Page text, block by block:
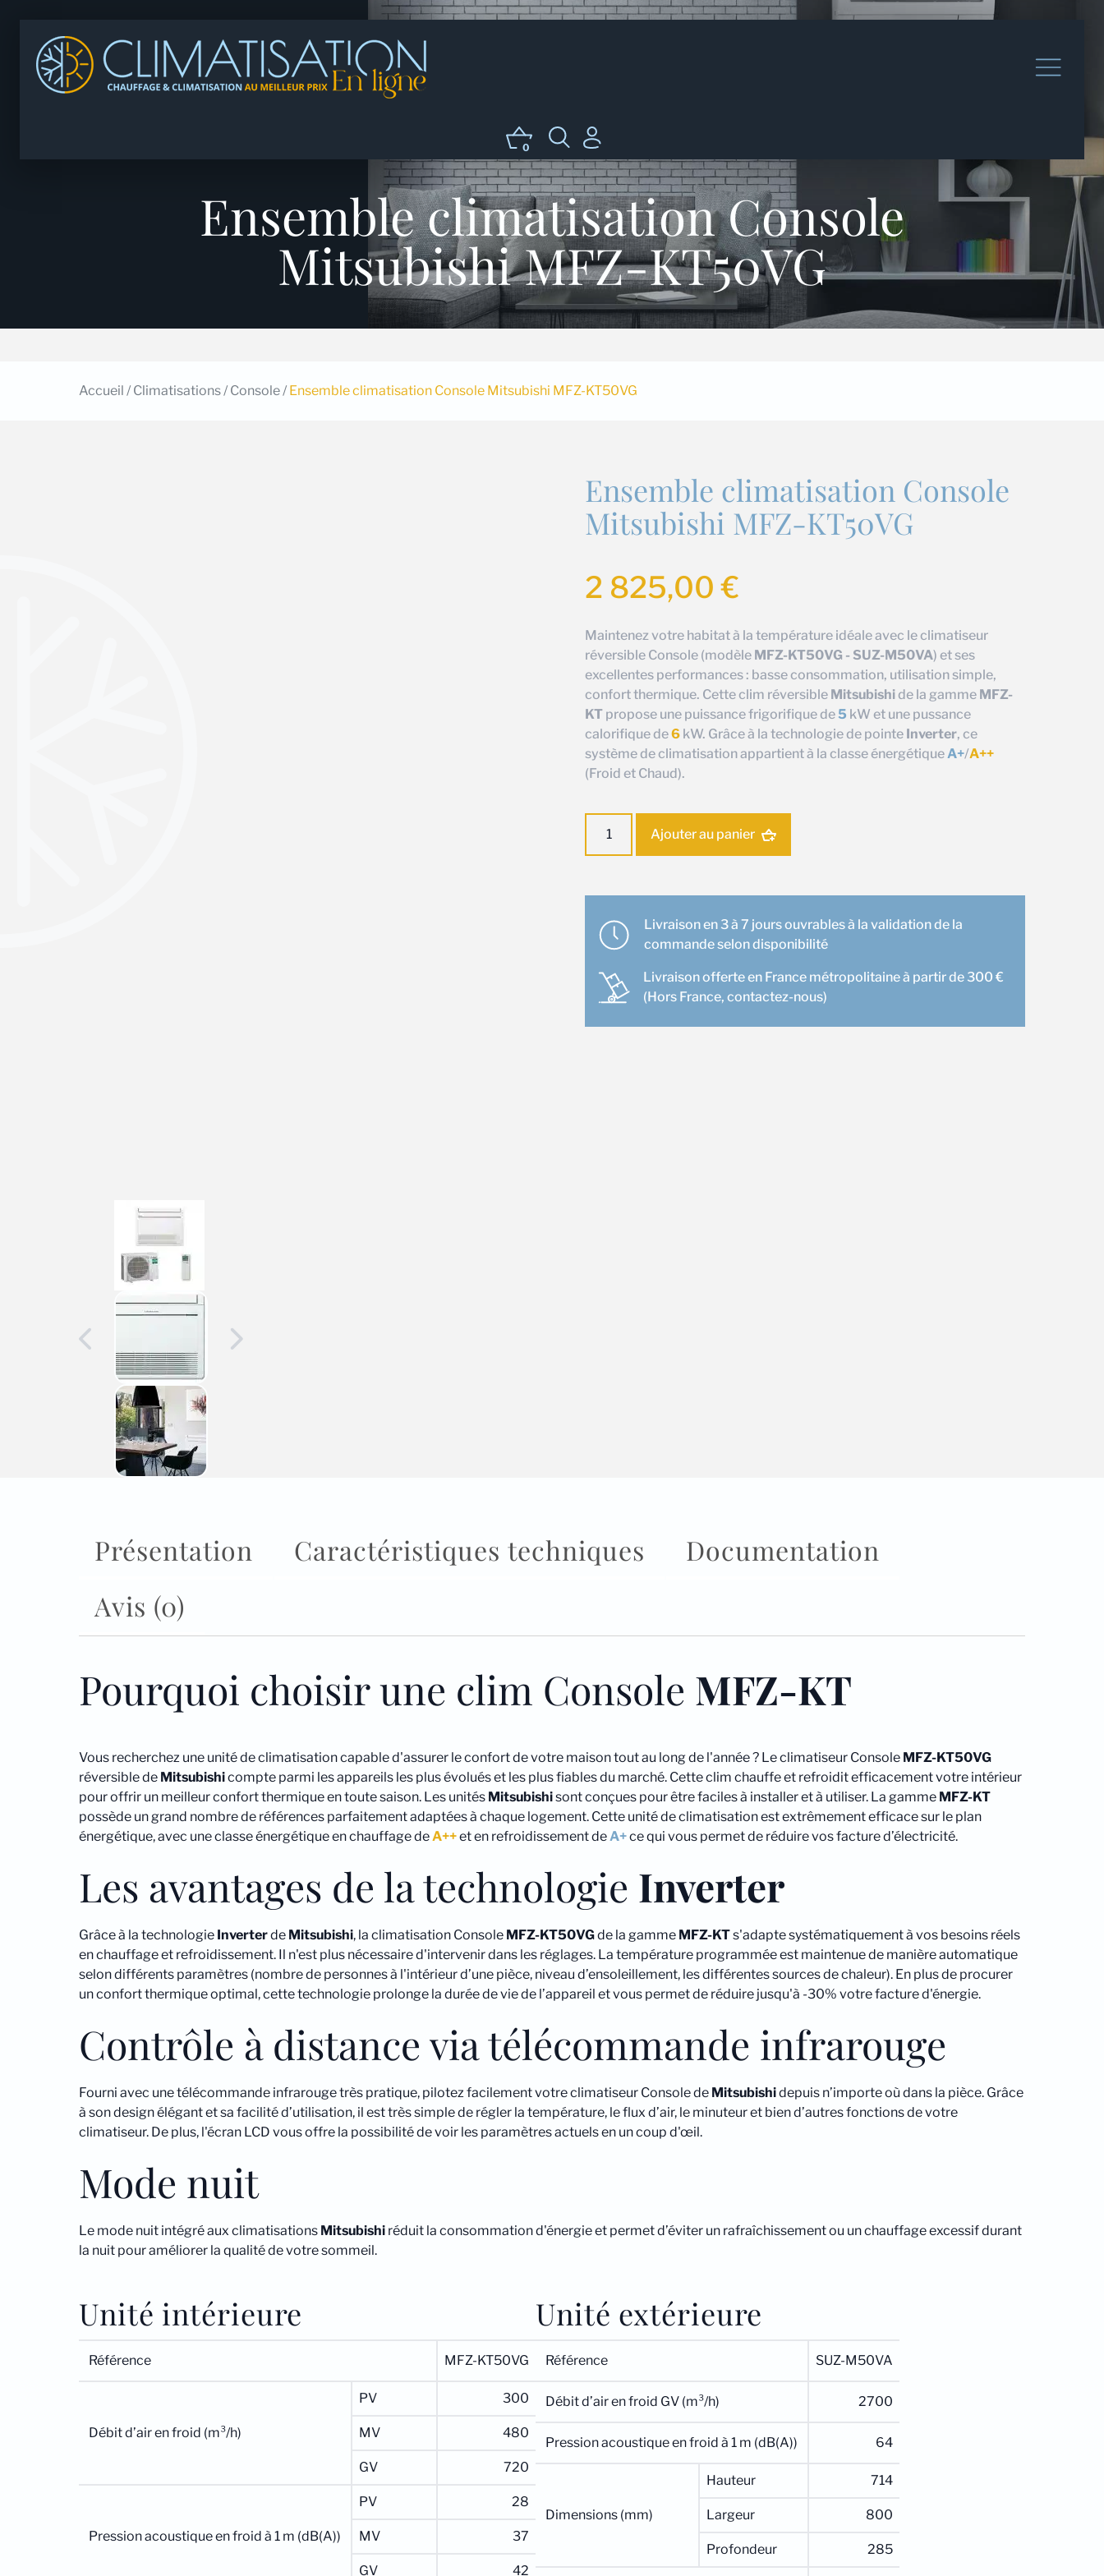
0
Ensemble climatisation Console
Mitsubishi MFZ-KT50VG
Accueil / Climatisations/ Console/ Ensemble climatisation Console Mitsubishi MFZ-KT50VG
Ensemble climatisation Console
Mitsubishi MFZ-KT50VG
2 825,00€
Maintenez votre habitat à la température idéale avec le climatiseur
réversible Console (modèle MFZ-KT50VG - SUZ-M50VA) et ses
excellentes performances : basse consommation, utilisation simple,
confort thermique. Cette clim réversible Mitsubishide la gamme MFZ-
KT propose une puissance frigorifique de 5 kW et une pussance
calorifique de6 kW. Grâce à la technologie de pointe Inverter, ce
système de climatisation appartient à la classe énergétiqueA+/A++
(Froid et Chaud).
Ensemble
Console
Mitsubishi
MFZ-
Ajouter au panier
Livraison en 3 à 7 jours ouvrables à la validation de la
commande selon disponibilité
Livraison offerte en France métropolitaine à partir de 300 €
(Hors France, contactez-nous)
Présentation Caractéristiques techniques
Documentation
Avis (0)
Pourquoi choisir une clim Console MFZ-KT
Vous recherchez une unité de climatisation capable d'assurer le confort de votre maison tout au long de l'année ? Le climatiseur Console MFZ-KT50VG
réversible de Mitsubishicompte parmi les appareils les plus évolués et les plus fiables du marché. Cette clim chauffe et refroidit efficacement votre intérieur
pour offrir un meilleur confort thermique en toute saison. Les unités Mitsubishisont conçues pour être faciles à installer et à utiliser. La gamme MFZ-KT
possède un grand nombre de références parfaitement adaptées à chaque logement. Cette unité de climatisation est extrêmement efficace sur le plan
énergétique, avec une classe énergétique en chauffage deA++et en refroidissement deA+ce qui vous permet de réduire vos facture d’électricité.
Les avantages de la technologie Inverter
Grâce à la technologie Inverterde Mitsubishi, la climatisation Console MFZ-KT50VGde la gamme MFZ-KTs'adapte systématiquement à vos besoins réels
en chauffage et refroidissement. Il n'est plus nécessaire d'intervenir dans les réglages. La température programmée est maintenue de manière automatique
selon différents paramètres (nombre de personnes à l'intérieur d’une pièce, niveau d’ensoleillement, les différentes sources de chaleur). En plus de procurer
un confort thermique optimal, cette technologie prolonge la durée de vie de l’appareil et vous permet de réduire jusqu'à -30% votre facture d'énergie.
Contrôle à distance via télécommande infrarouge
Fourni avec une télécommande infrarouge très pratique, pilotez facilement votre climatiseur Console de Mitsubishidepuis n’importe où dans la pièce. Grâce
à son design élégant et sa facilité d’utilisation, il est très simple de régler la température, le flux d’air, le minuteur et bien d’autres fonctions de votre
climatiseur. De plus, l'écran LCD vous offre la possibilité de voir les paramètres actuels en un coup d'œil.
Mode nuit
Le mode nuit intégré aux climatisations Mitsubishi réduit la consommation d'énergie et permet d’éviter un rafraîchissement ou un chauffage excessif durant
la nuit pour améliorer la qualité de votre sommeil.
Unité intérieure
Référence MFZ-KT50VG
Débit d’air en froid (m³/h)
PV 300
MV 480
GV 720
Pression acoustique en froid à 1 m (dB(A))
PV 28
MV 37
GV 42
Unité extérieure
Référence SUZ-M50VA
Débit d’air en froid GV (m³/h) 2700
Pression acoustique en froid à 1 m (dB(A)) 64
Dimensions (mm)
Hauteur 714
Largeur 800
Profondeur 285